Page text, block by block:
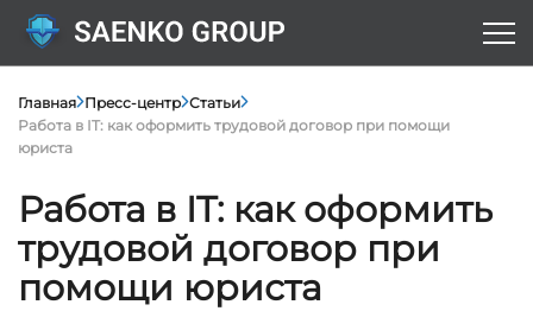
Главная Пресс-центр Статьи
Работа в IT: как оформить трудовой договор при помощи
юриста
Работа в IT: как оформить
трудовой договор при
помощи юриста